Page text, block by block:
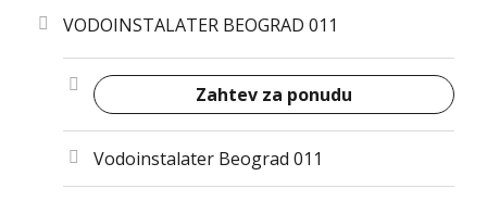
VODOINSTALATER BEOGRAD 011
Zahtev za ponudu
Vodoinstalater Beograd 011